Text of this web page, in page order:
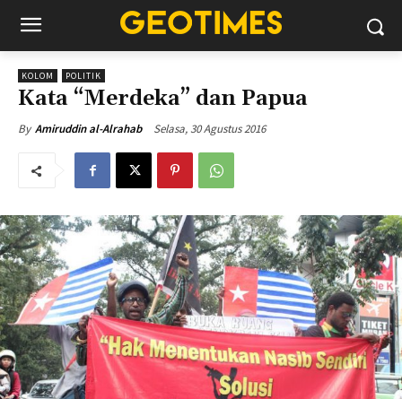
KOLOM POLITIK
Kata “Merdeka” dan Papua
By Amiruddin al-Alrahab Selasa, 30 Agustus 2016